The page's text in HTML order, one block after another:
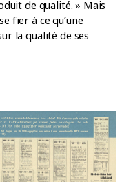
de qualité. » Mais
fier à ce qu’une
la qualité de ses